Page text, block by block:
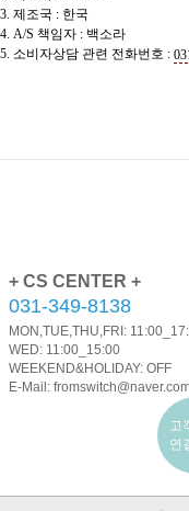
3. 제조국 : 한국
4. A/S 책임자 : 백소라
5. 소비자상담 관련 전화번호 :
+ CS CENTER +
031-349-8138
MON,TUE,THU,FRI:
WED: 11:00_15:00
WEEKEND&HOLIDAY: OFF
E-Mail:
고
연